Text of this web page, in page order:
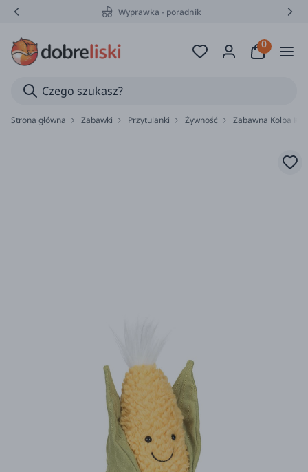
Wyprawka - poradnik
Strona główna Zabawki Przytulanki Żywność Zabawna Kolba